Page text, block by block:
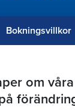
Bokningsvillkor
om